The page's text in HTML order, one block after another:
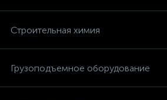
Строительная химия
Грузоподъемное оборудование